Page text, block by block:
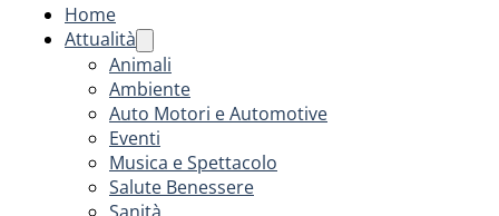
Home
Attualità
Animali
Ambiente
Auto Motori e Automotive
Eventi
Musica e Spettacolo
Salute Benessere
Sanità